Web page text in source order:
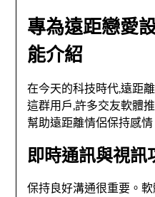
專為遠距戀愛
能介紹
在今天的科技時代,遠距
這群用戶,許多交友軟體
幫助遠距離情侶保持感情
即時通訊與視訊
保持良好溝通很重要。軟